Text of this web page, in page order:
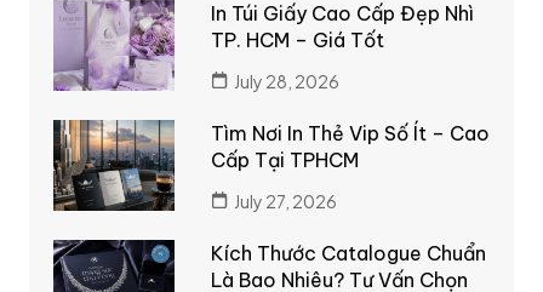
In Túi Giấy Cao Cấp Đẹp Nhì
TP. HCM – Giá Tốt
July 28, 2026
Tìm Nơi In Thẻ Vip Số Ít – Cao
Cấp Tại TPHCM
July 27, 2026
Kích Thước Catalogue Chuẩn
Là Bao Nhiêu? Tư Vấn Chọn